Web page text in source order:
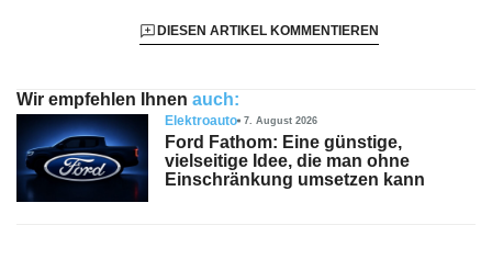
DIESEN ARTIKEL KOMMENTIEREN
Wir empfehlen Ihnen auch:
Elektroauto 7. August 2026
Ford Fathom: Eine günstige,
vielseitige Idee, die man ohne
Einschränkung umsetzen kann